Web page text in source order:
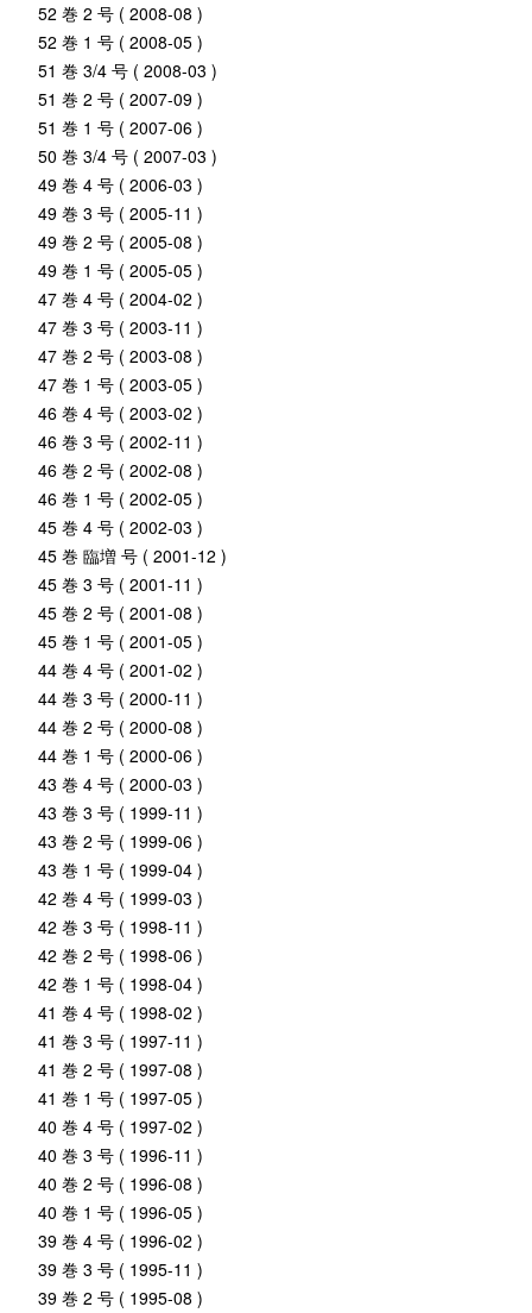
52 巻 2 号 ( 2008-08 )
52 巻 1 号 ( 2008-05 )
51 巻 3/4 号 ( 2008-03 )
51 巻 2 号 ( 2007-09 )
51 巻 1 号 ( 2007-06 )
50 巻 3/4 号 ( 2007-03 )
49 巻 4 号 ( 2006-03 )
49 巻 3 号 ( 2005-11 )
49 巻 2 号 ( 2005-08 )
49 巻 1 号 ( 2005-05 )
47 巻 4 号 ( 2004-02 )
47 巻 3 号 ( 2003-11 )
47 巻 2 号 ( 2003-08 )
47 巻 1 号 ( 2003-05 )
46 巻 4 号 ( 2003-02 )
46 巻 3 号 ( 2002-11 )
46 巻 2 号 ( 2002-08 )
46 巻 1 号 ( 2002-05 )
45 巻 4 号 ( 2002-03 )
45 巻 臨増 号 ( 2001-12 )
45 巻 3 号 ( 2001-11 )
45 巻 2 号 ( 2001-08 )
45 巻 1 号 ( 2001-05 )
44 巻 4 号 ( 2001-02 )
44 巻 3 号 ( 2000-11 )
44 巻 2 号 ( 2000-08 )
44 巻 1 号 ( 2000-06 )
43 巻 4 号 ( 2000-03 )
43 巻 3 号 ( 1999-11 )
43 巻 2 号 ( 1999-06 )
43 巻 1 号 ( 1999-04 )
42 巻 4 号 ( 1999-03 )
42 巻 3 号 ( 1998-11 )
42 巻 2 号 ( 1998-06 )
42 巻 1 号 ( 1998-04 )
41 巻 4 号 ( 1998-02 )
41 巻 3 号 ( 1997-11 )
41 巻 2 号 ( 1997-08 )
41 巻 1 号 ( 1997-05 )
40 巻 4 号 ( 1997-02 )
40 巻 3 号 ( 1996-11 )
40 巻 2 号 ( 1996-08 )
40 巻 1 号 ( 1996-05 )
39 巻 4 号 ( 1996-02 )
39 巻 3 号 ( 1995-11 )
39 巻 2 号 ( 1995-08 )